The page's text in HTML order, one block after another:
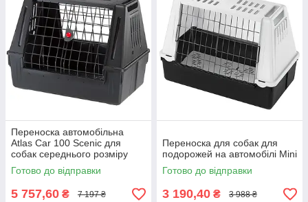
Переноска автомобільна
Atlas Car 100 Scenic для
собак середнього розміру
Ferplast
Готово до відправки
5 757,60 ₴ 7 197 ₴
Переноска для собак для
подорожей на автомобілі Mini
Готово до відправки
3 190,40 ₴ 3 988 ₴